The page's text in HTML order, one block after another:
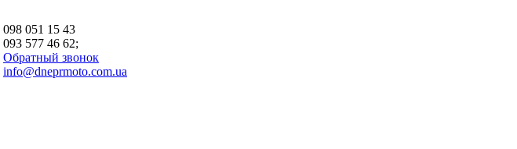
098 051 15 43
093 577 46 62;
Обратный звонок
info@dneprmoto.com.ua